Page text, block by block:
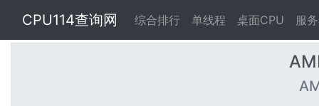
CPU114查询网 综合排行 单线程 桌面CPU 服